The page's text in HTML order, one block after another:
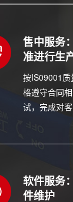
售中服务
准进行生
按IS09001
格遵守合同
试，完成对
软件服务
件维护